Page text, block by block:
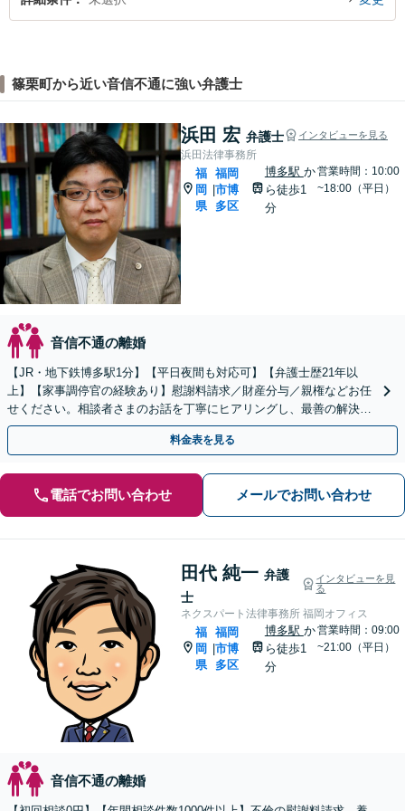
篠栗町から近い音信不通に強い弁護士
浜田 宏 弁護士 インタビューを見る
浜田法律事務所
福
岡
県
|
福岡
市博
多区
博多駅 か
ら徒歩1
分
営業時間：10:00
~18:00（平日）
音信不通の離婚
【JR・地下鉄博多駅1分】【平日夜間も対応可】【弁護士歴21年以
上】【家事調停官の経験あり】慰謝料請求／財産分与／親権などお任
せください。相談者さまのお話を丁寧にヒアリングし、最善の解決策
をご提案いたします
料金表を見る
電話でお問い合わせ メールでお問い合わせ
田代 純一 弁護
士
インタビューを見
る
ネクスパート法律事務所 福岡オフィス
福
岡
県
|
福岡
市博
多区
博多駅 か
ら徒歩1
分
営業時間：09:00
~21:00（平日）
音信不通の離婚